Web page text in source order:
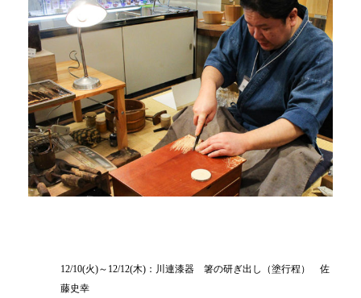
12/10(火)～12/12(木)：川連漆器 箸の研ぎ出し（塗行程） 佐
藤史幸